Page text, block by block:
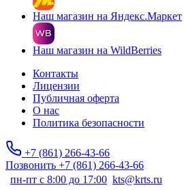
Наш магазин на Яндекс.Маркет
Наш магазин на WildBerries
Контакты
Лицензии
Публичная оферта
О нас
Политика безопасности
+7 (861) 266-43-66
Позвонить +7 (861) 266-43-66
пн-пт с 8:00 до 17:00 kts@krts.ru